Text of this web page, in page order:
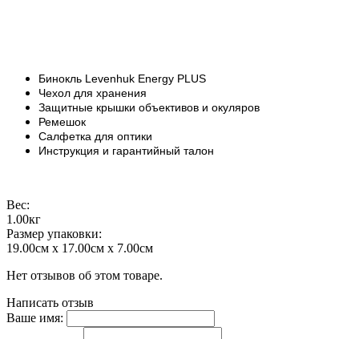
Бинокль Levenhuk Energy PLUS
Чехол для хранения
Защитные крышки объективов и окуляров
Ремешок
Салфетка для оптики
Инструкция и гарантийный талон
Вес:
1.00кг
Размер упаковки:
19.00см x 17.00см x 7.00см
Нет отзывов об этом товаре.
Написать отзыв
Ваше имя: